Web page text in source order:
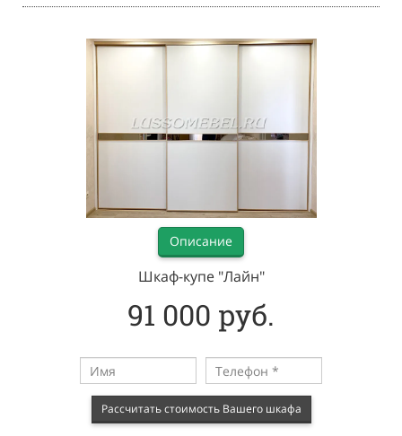
Описание
Шкаф-купе "Лайн"
91 000 руб.
Рассчитать стоимость Вашего шкафа